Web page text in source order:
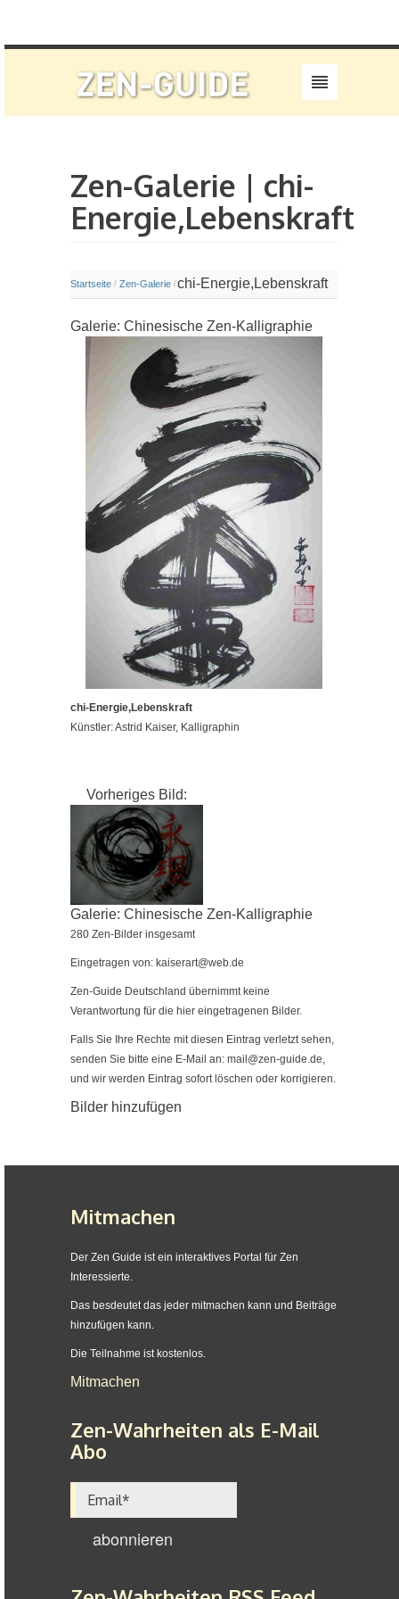
Zen-Galerie | chi-
Energie,Lebenskraft
Startseite / Zen-Galerie /chi-Energie,Lebenskraft
Galerie: Chinesische Zen-Kalligraphie
chi-Energie,Lebenskraft
Künstler: Astrid Kaiser, Kalligraphin
Vorheriges Bild:
Galerie: Chinesische Zen-Kalligraphie
280 Zen-Bilder insgesamt
Eingetragen von: kaiserart@web.de
Zen-Guide Deutschland übernimmt keine
Verantwortung für die hier eingetragenen Bilder.
Falls Sie Ihre Rechte mit diesen Eintrag verletzt sehen,
senden Sie bitte eine E-Mail an: mail@zen-guide.de,
und wir werden Eintrag sofort löschen oder korrigieren.
Bilder hinzufügen
Mitmachen
Der Zen Guide ist ein interaktives Portal für Zen
Interessierte.
Das besdeutet das jeder mitmachen kann und Beiträge
hinzufügen kann.
Die Teilnahme ist kostenlos.
Mitmachen
Zen-Wahrheiten als E-Mail
Abo